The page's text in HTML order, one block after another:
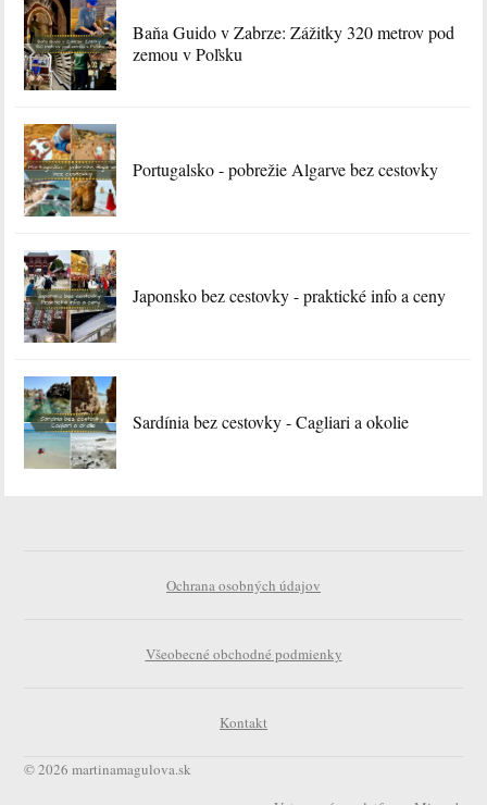
Baňa Guido v Zabrze: Zážitky 320 metrov pod
zemou v Poľsku
Portugalsko - pobrežie Algarve bez cestovky
Japonsko bez cestovky - praktické info a ceny
Sardínia bez cestovky - Cagliari a okolie
Ochrana osobných údajov
Všeobecné obchodné podmienky
Kontakt
© 2026 martinamagulova.sk